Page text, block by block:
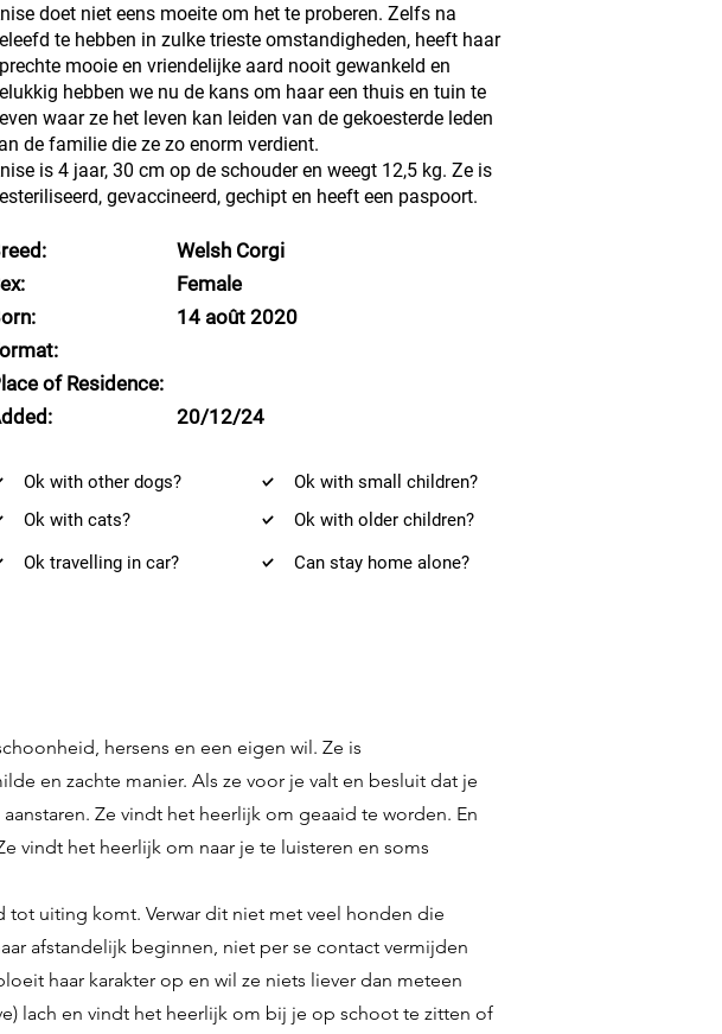
doet niet eens moeite om het te proberen. Zelfs na
te hebben in zulke trieste omstandigheden, heeft haar
mooie en vriendelijke aard nooit gewankeld en
hebben we nu de kans om haar een thuis en tuin te
waar ze het leven kan leiden van de gekoesterde leden
de familie die ze zo enorm verdient.
is 4 jaar, 30 cm op de schouder en weegt 12,5 kg. Ze is
gevaccineerd, gechipt en heeft een paspoort.
Welsh Corgi
Female
14 août 2020
of Residence:
20/12/24
Ok with other dogs?
Ok with cats?
Ok travelling in car?
Ok with small children?
Ok with older children?
Can stay home alone?
hersens en een eigen wil. Ze is
en zachte manier. Als ze voor je valt en besluit dat je
Ze vindt het heerlijk om geaaid te worden. En
vindt het heerlijk om naar je te luisteren en soms
uiting komt. Verwar dit niet met veel honden die
afstandelijk beginnen, niet per se contact vermijden
haar karakter op en wil ze niets liever dan meteen
lach en vindt het heerlijk om bij je op schoot te zitten of